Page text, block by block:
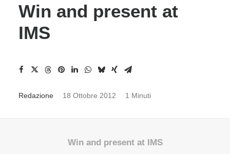
Win and present at
IMS
Redazione 18 Ottobre 2012 1 Minuti
Win and present at IMS